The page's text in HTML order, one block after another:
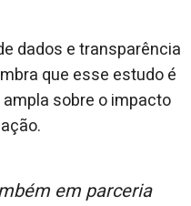
dados e transparência
que esse estudo é
sobre o impacto